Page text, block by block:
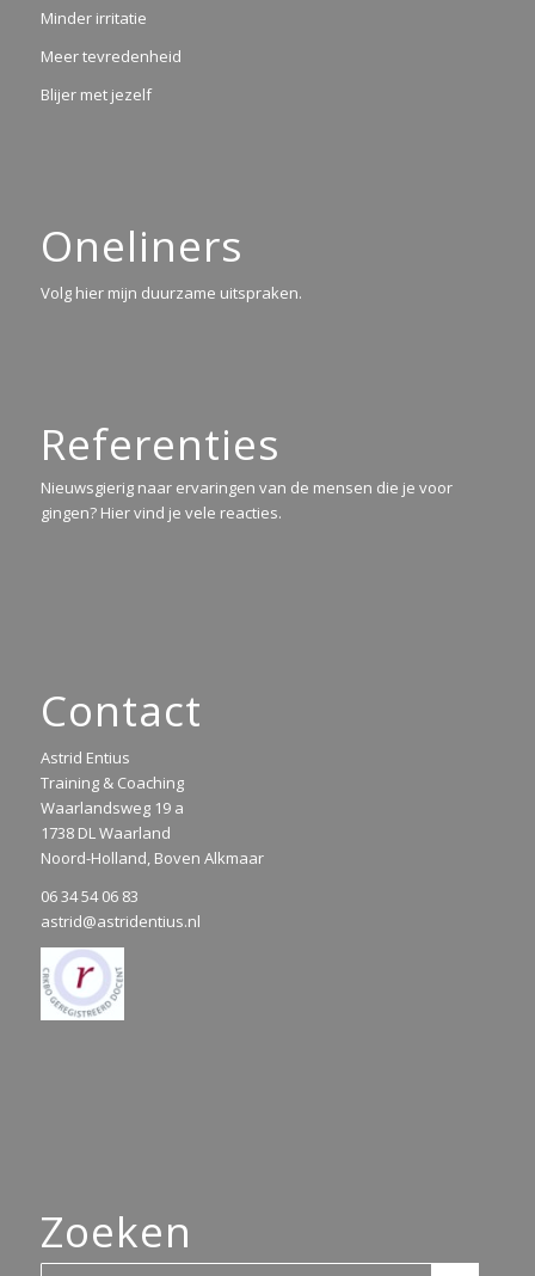
Minder irritatie
Meer tevredenheid
Blijer met jezelf
Oneliners
Volg hier mijn duurzame uitspraken.
Referenties
Nieuwsgierig naar ervaringen van de mensen die je voor
gingen? Hier vind je vele reacties.
Contact
Astrid Entius
Training & Coaching
Waarlandsweg 19 a
1738 DL Waarland
Noord-Holland, Boven Alkmaar
06 34 54 06 83
astrid@astridentius.nl
Zoeken